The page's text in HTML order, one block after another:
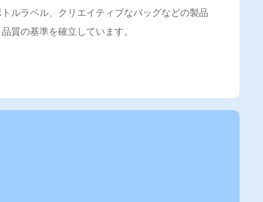
ルラベル、クリエイティブなバッグなどの製品
質の基準を確立しています。